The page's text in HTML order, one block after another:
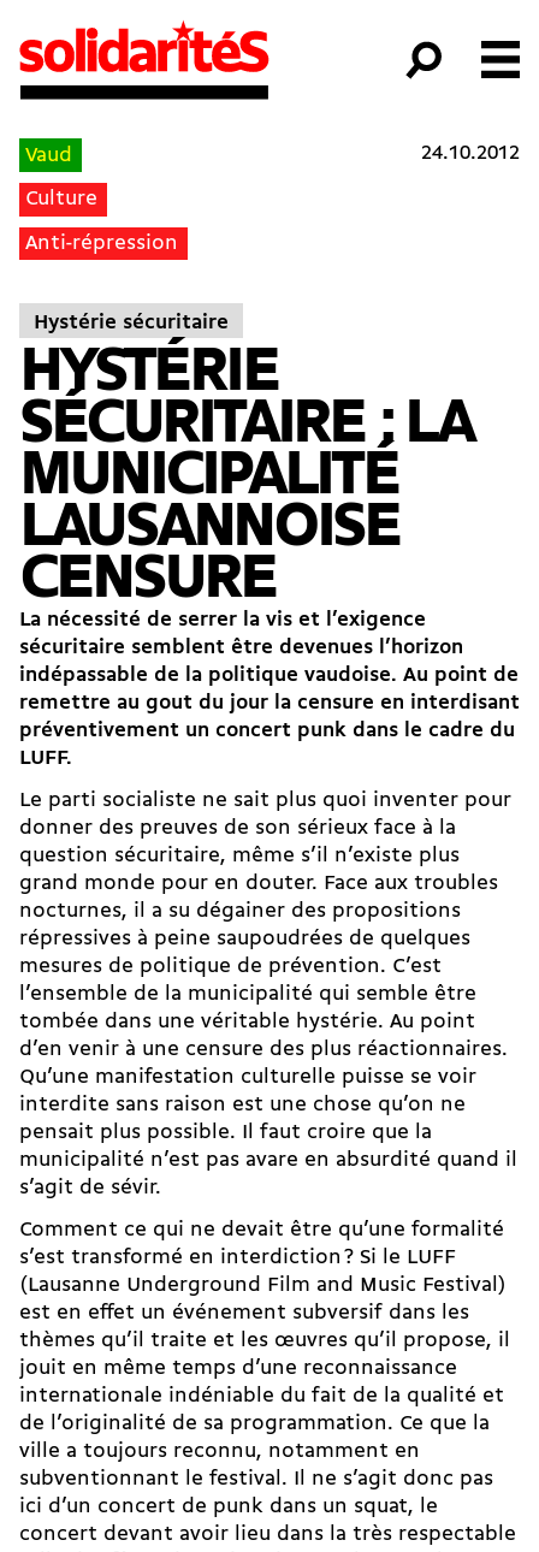
Vaud
Culture
Anti-répression
24.10.2012
Hystérie sécuritaire
HYSTÉRIE
SÉCURITAIRE : LA
MUNICIPALITÉ
LAUSANNOISE
CENSURE
La nécessité de serrer la vis et l’exigence
sécuritaire semblent être devenues l’horizon
indépassable de la politique vaudoise. Au point de
remettre au gout du jour la censure en interdisant
préventivement un concert punk dans le cadre du
LUFF.
Le parti socialiste ne sait plus quoi inventer pour
donner des preuves de son sérieux face à la
question sécuritaire, même s’il n’existe plus
grand monde pour en douter. Face aux troubles
nocturnes, il a su dégainer des propositions
répressives à peine saupoudrées de quelques
mesures de politique de prévention. C’est
l’ensemble de la municipalité qui semble être
tombée dans une véritable hystérie. Au point
d’en venir à une censure des plus réactionnaires.
Qu’une manifestation culturelle puisse se voir
interdite sans raison est une chose qu’on ne
pensait plus possible. Il faut croire que la
municipalité n’est pas avare en absurdité quand il
s’agit de sévir.
Comment ce qui ne devait être qu’une formalité
s’est transformé en interdiction ? Si le LUFF
(Lausanne Underground Film and Music Festival)
est en effet un événement subversif dans les
thèmes qu’il traite et les œuvres qu’il propose, il
jouit en même temps d’une reconnaissance
internationale indéniable du fait de la qualité et
de l’originalité de sa programmation. Ce que la
ville a toujours reconnu, notamment en
subventionnant le festival. Il ne s’agit donc pas
ici d’un concert de punk dans un squat, le
concert devant avoir lieu dans la très respectable